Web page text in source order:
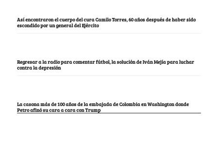
Así encontraron el cuerpo del cura Camilo Torres, 60 años después de haber sido
escondido por un general del Ejército
Regresar a la radio para comentar fútbol, la solución de Iván Mejía para luchar
contra la depresión
La casona más de 100 años de la embajada de Colombia en Washington donde
Petro afinó su cara a cara con Trump